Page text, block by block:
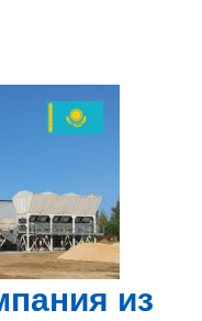
из